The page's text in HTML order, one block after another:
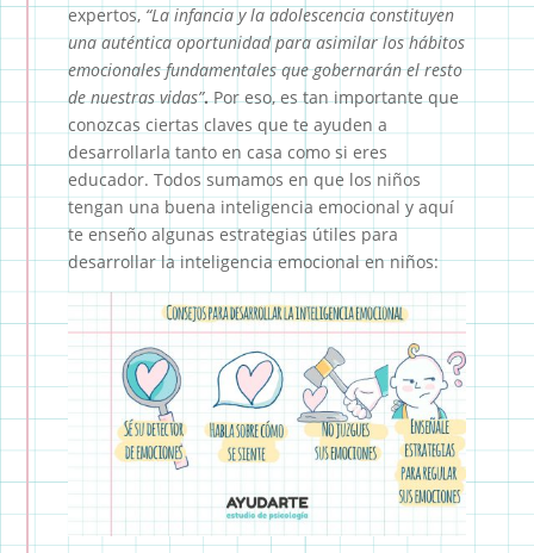
expertos,“La infancia y la adolescencia constituyen
una auténtica oportunidad para asimilar los hábitos
emocionales fundamentales que gobernarán el resto
de nuestras vidas”.Por eso, es tan importante que
conozcas ciertas claves que te ayuden a
desarrollarla tanto en casa como si eres
educador. Todos sumamos en que los niños
tengan una buena inteligencia emocional y aquí
te enseño algunas estrategias útiles para
desarrollar la inteligencia emocional en niños: